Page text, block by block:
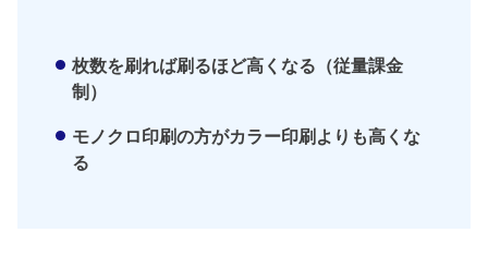
枚数を刷れば刷るほど高くなる（従量課金
制）
モノクロ印刷の方がカラー印刷よりも高くな
る